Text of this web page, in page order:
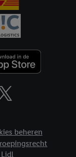
beheren